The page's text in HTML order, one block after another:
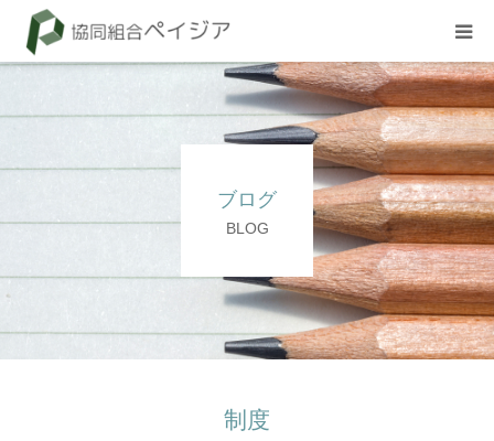
ブログ
BLOG
制度
BLOG
試験